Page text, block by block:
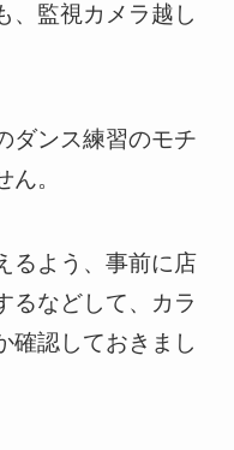
、監視カメラ越し
ダンス練習のモチ
。
るよう、事前に店
るなどして、カラ
確認しておきまし